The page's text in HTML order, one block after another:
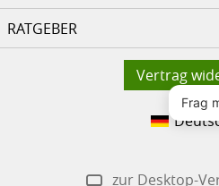
RATGEBER
Vertrag
zur Desktop-